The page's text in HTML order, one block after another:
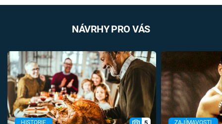
NÁVRHY PRO VÁS